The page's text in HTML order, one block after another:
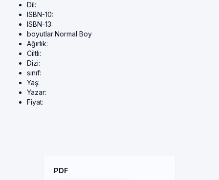
Dil:
ISBN-10:
ISBN-13:
boyutlar:Normal Boy
Ağırlık:
Ciltli:
Dizi:
sınıf:
Yaş:
Yazar:
Fiyat:
PDF